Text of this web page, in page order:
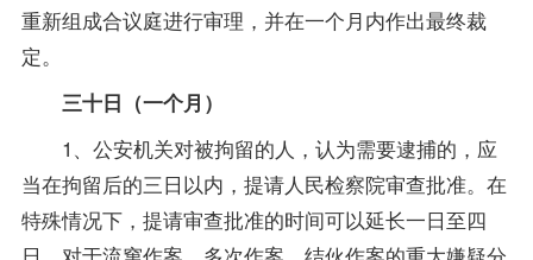
重新组成合议庭进行审理，并在一个月内作出最终裁
定。
三十日（一个月）
1、公安机关对被拘留的人，认为需要逮捕的，应
当在拘留后的三日以内，提请人民检察院审查批准。在
特殊情况下，提请审查批准的时间可以延长一日至四